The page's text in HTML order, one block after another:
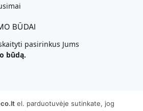
BŪDAI
pasirinkus Jums
būdą.
el. parduotuvėje sutinkate, jog